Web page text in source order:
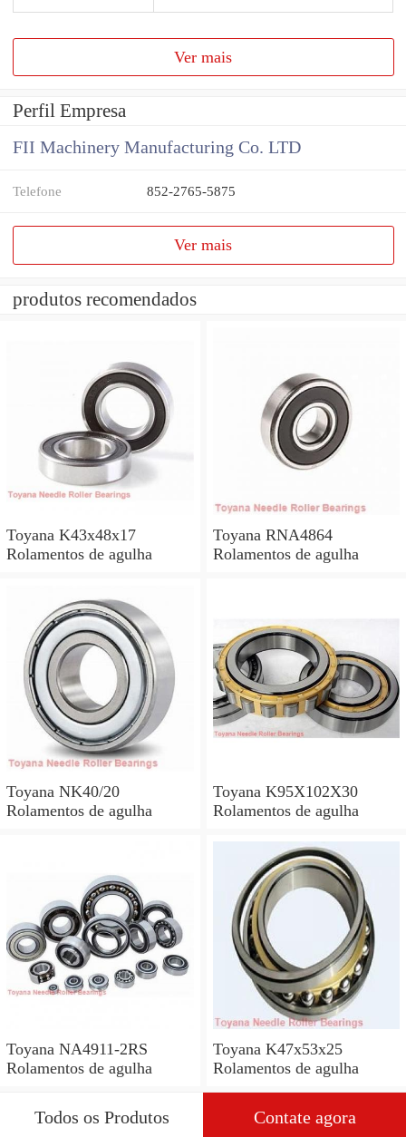
Ver mais
Perfil Empresa
FII Machinery Manufacturing Co. LTD
Telefone 852-2765-5875
Ver mais
produtos recomendados
Toyana K43x48x17
Rolamentos de agulha
Toyana RNA4864
Rolamentos de agulha
Toyana NK40/20
Rolamentos de agulha
Toyana K95X102X30
Rolamentos de agulha
Toyana NA4911-2RS
Rolamentos de agulha
Toyana K47x53x25
Rolamentos de agulha
Todos os Produtos Contate agora